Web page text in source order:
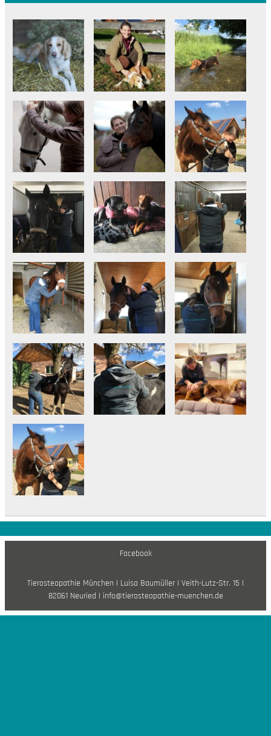
Facebook
Tierosteopathie München I Luisa Baumüller I Veith-Lutz-Str. 15 I
82061 Neuried I info@tierosteopathie-muenchen.de
DSGVO Cookie Consent mit Real Cookie Banner